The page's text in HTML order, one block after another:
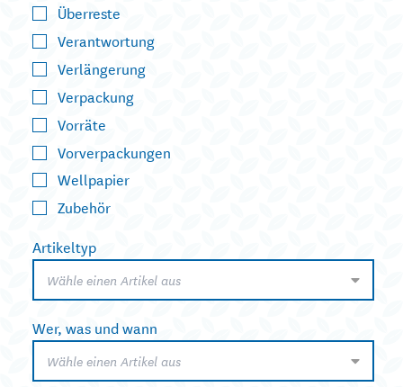
Überreste
Verantwortung
Verlängerung
Verpackung
Vorräte
Vorverpackungen
Wellpapier
Zubehör
Artikeltyp
Wähle einen Artikel aus
Wer, was und wann
Wähle einen Artikel aus